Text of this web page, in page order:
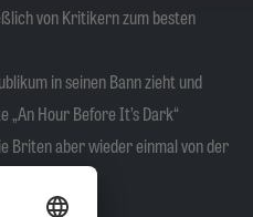
von Kritikern zum besten
in seinen Bann zieht und
Hour Before It’s Dark“
Briten aber wieder einmal von der